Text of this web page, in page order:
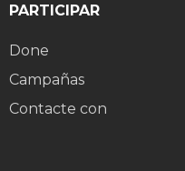
PARTICIPAR
Done
Campañas
Contacte con